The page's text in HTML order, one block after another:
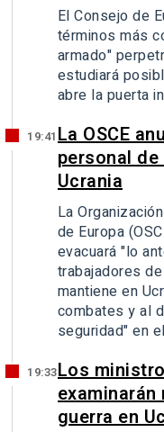
El Consejo de
términos más
armado"
estudiará
abre la puerta
19:41La OSCE
personal
Ucrania
La
de Europa
evacuará "lo
trabajadores
mantiene en
combates y al
seguridad" en
19:33Los
guerra en